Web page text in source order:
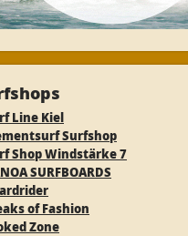
Line Kiel
Surfshop
Shop Windstärke 7
SURFBOARDS
of Fashion
Zone